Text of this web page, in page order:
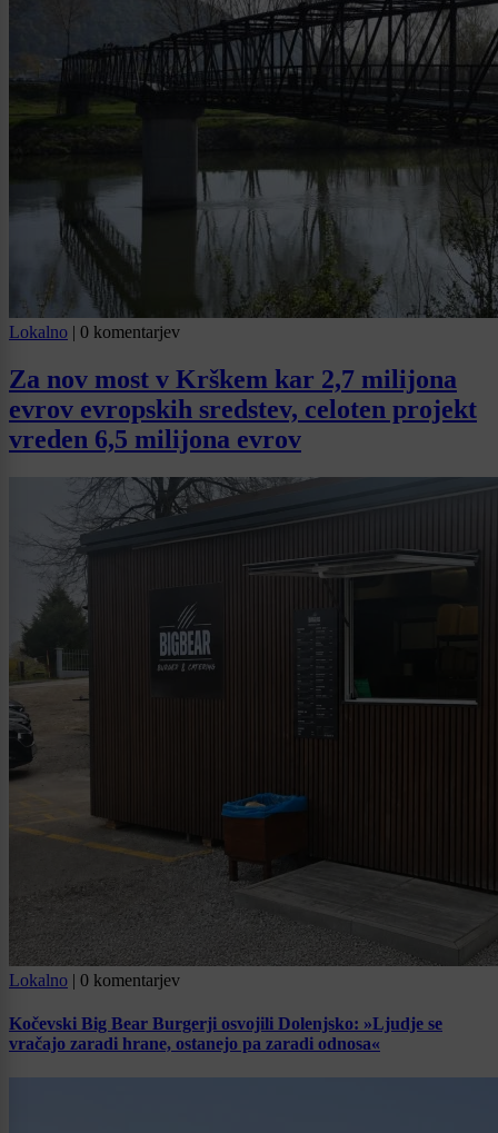
Lokalno | 0 komentarjev
Za nov most v Krškem kar 2,7 milijona
evrov evropskih sredstev, celoten projekt
vreden 6,5 milijona evrov
Lokalno | 0 komentarjev
Kočevski Big Bear Burgerji osvojili Dolenjsko: »Ljudje se
vračajo zaradi hrane, ostanejo pa zaradi odnosa«